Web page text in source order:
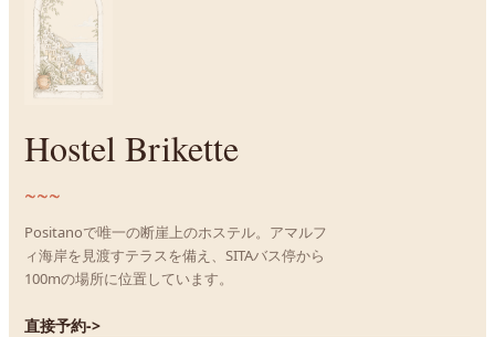
Hostel Brikette
~~~
Positanoで唯一の断崖上のホステル。アマルフ
ィ海岸を見渡すテラスを備え、SITAバス停から
100mの場所に位置しています。
直接予約->